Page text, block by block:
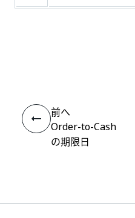
前へ
Order-to-Cash
の期限日